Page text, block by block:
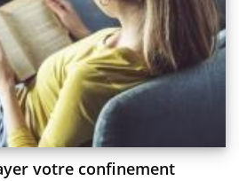
votre confinement